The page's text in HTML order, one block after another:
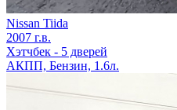
Nissan Tiida
2007 г.в.
Хэтчбек - 5 дверей
АКПП, Бензин, 1.6л.